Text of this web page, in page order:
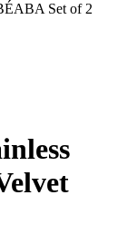
Set of 2